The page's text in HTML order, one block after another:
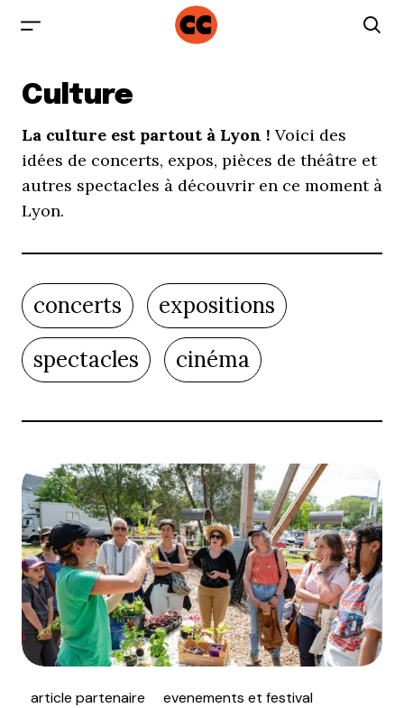
Culture
La culture est partout à Lyon ! Voici des
idées de concerts, expos, pièces de théâtre et
autres spectacles à découvrir en ce moment à
Lyon.
concerts
expositions
spectacles
cinéma
article partenaire evenements et festival